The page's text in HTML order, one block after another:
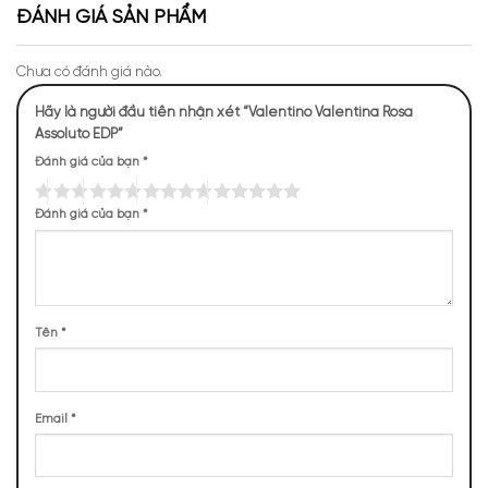
Mùi hương của Valentina Rosa Assoluto EDP
NHỮNG NOTE HƯƠNG THEO CẢM NHẬN
THỰC TẾ
ĐÁNH GIÁ SẢN PHẨM
Chưa có đánh giá nào.
Hãy là người đầu tiên nhận xét “Valentino Valentina Rosa
Assoluto EDP”
Đánh giá của bạn *
Đánh giá của bạn *
Tên *
Email *